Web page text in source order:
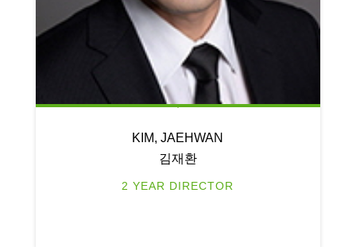
KIM, JAEHWAN
김재환
2 YEAR DIRECTOR